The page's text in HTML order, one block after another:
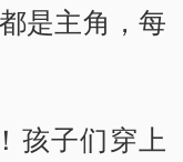
是主角，每
孩子们穿上